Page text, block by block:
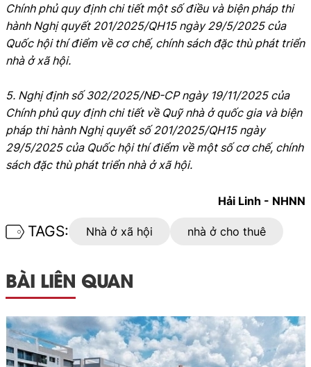
Chính phủ quy định chi tiết một số điều và biện pháp thi
hành Nghị quyết 201/2025/QH15 ngày 29/5/2025 của
Quốc hội thí điểm về cơ chế, chính sách đặc thù phát triển
nhà ở xã hội.
5. Nghị định số 302/2025/NĐ-CP ngày 19/11/2025 của
Chính phủ quy định chi tiết về Quỹ nhà ở quốc gia và biện
pháp thi hành Nghị quyết số 201/2025/QH15 ngày
29/5/2025 của Quốc hội thí điểm về một số cơ chế, chính
sách đặc thù phát triển nhà ở xã hội.
Hải Linh - NHNN
TAGS: Nhà ở xã hội nhà ở cho thuê
BÀI LIÊN QUAN